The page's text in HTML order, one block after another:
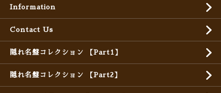
Information
Contact Us
隠れ名盤コレクション 【Part1】
隠れ名盤コレクション 【Part2】